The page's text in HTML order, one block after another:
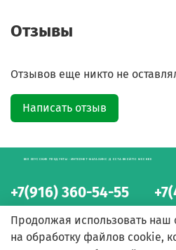
Отзывы
Отзывов еще никто не
Написать отзыв
+7(916) 360-54-55
БЕЛОРУССКИЕ ПРОДУКТЫ - ИНТЕРНЕТ-МАГАЗИН С ДОСТАВКОЙ ПО МОСКВЕ
Продолжая использовать наш
на обработку файлов cookie,